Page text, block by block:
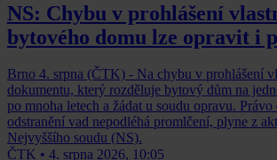
NS: Chybu v prohlášení
bytového domu lze opravit i
Brno 4. srpna (ČTK) - Na chybu v prohlášení
dokumentu, který rozděluje bytový dům na
po mnoha letech a žádat u soudu opravu. Právo
odstranění vad nepodléhá promlčení, plyne z
Nejvyššího soudu (NS).
ČTK • 4. srpna 2026, 10:05